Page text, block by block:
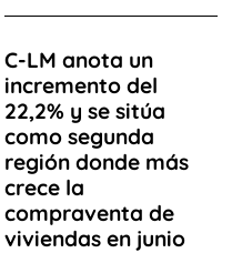
C-LM anota un
incremento del
22,2% y se sitúa
como segunda
región donde más
crece la
compraventa de
viviendas en junio